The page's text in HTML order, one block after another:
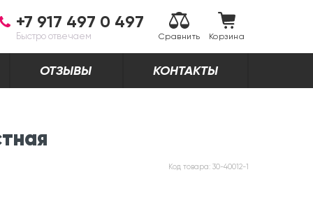
+7 917 497 0 497
Быстро отвечаем Сравнить Корзина
ОТЗЫВЫ КОНТАКТЫ
Код товара: 30-40012-1